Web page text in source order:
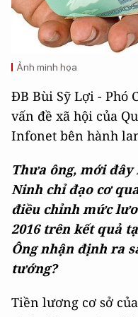
Ảnh minh họa
ĐB Bùi Sỹ Lợi - Phó
vấn đề xã hội của
Infonet bên hành
Thưa ông, mới đây
Ninh chỉ đạo cơ
điều chỉnh mức
2016 trên kết quả
Ông nhận định ra
tướng?
Tiền lương cơ sở